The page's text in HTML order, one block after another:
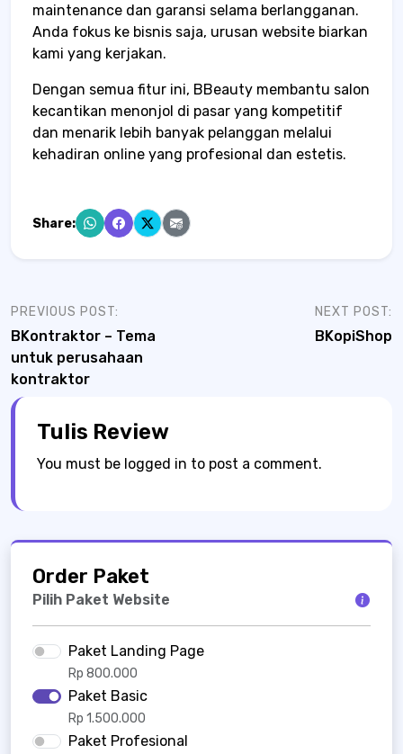
maintenance dan garansi selama berlangganan.
Anda fokus ke bisnis saja, urusan website biarkan
kami yang kerjakan.
Dengan semua fitur ini, BBeauty membantu salon
kecantikan menonjol di pasar yang kompetitif
dan menarik lebih banyak pelanggan melalui
kehadiran online yang profesional dan estetis.
Share:
Post
navigation
PREVIOUS POST:
BKontraktor – Tema
untuk perusahaan
kontraktor
NEXT POST:
BKopiShop
Tulis Review
You must be logged in to post a comment.
Order Paket
Pilih Paket Website
Paket Landing Page
Rp 800.000
Paket Basic
Rp 1.500.000
Paket Profesional